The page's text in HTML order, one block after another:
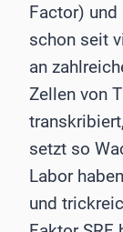
Factor)
schon seit
an
Zellen von
setzt so
Labor
und